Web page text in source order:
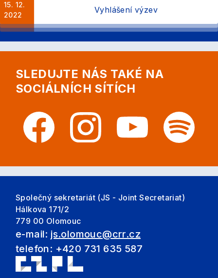
15. 12.
2022
Vyhlášení výzev
SLEDUJTE NÁS TAKÉ NA
SOCIÁLNÍCH SÍTÍCH
Společný sekretariát (JS - Joint Secretariat)
Hálkova 171/2
779 00 Olomouc
e-mail: js.olomouc@crr.cz
telefon: +420 731 635 587